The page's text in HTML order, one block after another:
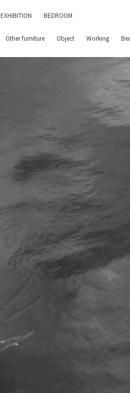
EXHIBITION BEDROOM
Other furniture Object Working